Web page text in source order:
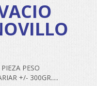
PESO
+/- 300GR.....